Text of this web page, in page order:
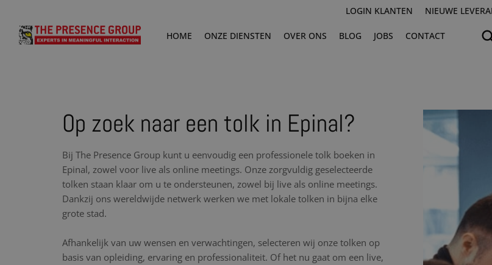
LOGIN KLANTEN NIEUWE
HOME ONZE DIENSTEN OVER ONS BLOG JOBS CONTACT
Op zoek naar een tolk in Epinal?
Bij The Presence Group kunt u eenvoudig een professionele tolk boeken in
Epinal, zowel voor live als online meetings. Onze zorgvuldig geselecteerde
tolken staan klaar om u te ondersteunen, zowel bij live als online meetings.
Dankzij ons wereldwijde netwerk werken we met lokale tolken in bijna elke
grote stad.
Afhankelijk van uw wensen en verwachtingen, selecteren wij onze tolken op
basis van opleiding, ervaring en professionaliteit. Of het nu gaat om een live,